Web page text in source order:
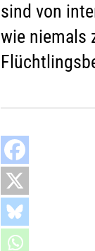
sind von
wie niemals